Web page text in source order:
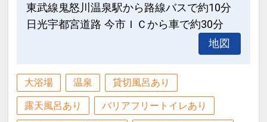
東武線鬼怒川温泉駅から路線バスで約10分
日光宇都宮道路 今市ＩＣから車で約30分
地図
大浴場 温泉 貸切風呂あり
露天風呂あり バリアフリートイレあり